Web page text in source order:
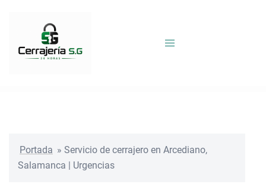
Portada » Servicio de cerrajero en Arcediano,
Salamanca | Urgencias